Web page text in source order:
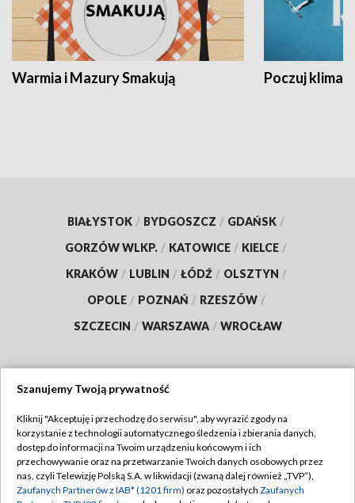
Warmia i Mazury Smakują Poczuj klimat
BIAŁYSTOK / BYDGOSZCZ / GDAŃSK /
GORZÓW WLKP. / KATOWICE / KIELCE /
KRAKÓW / LUBLIN / ŁÓDŹ / OLSZTYN /
OPOLE / POZNAŃ / RZESZÓW /
SZCZECIN / WARSZAWA / WROCŁAW
TVP
Abonament TVP
Emisja w TVP
Regulamin TVP
Polityka prywatności
Szanujemy Twoją prywatność
Kliknij "Akceptuję i przechodzę do serwisu", aby wyrazić zgody na
korzystanie z technologii automatycznego śledzenia i zbierania danych,
dostęp do informacji na Twoim urządzeniu końcowym i ich
przechowywanie oraz na przetwarzanie Twoich danych osobowych przez
nas, czyli Telewizję Polską S.A. w likwidacji (zwaną dalej również „TVP”),
Zaufanych Partnerów z IAB* (1201 firm) oraz pozostałych Zaufanych